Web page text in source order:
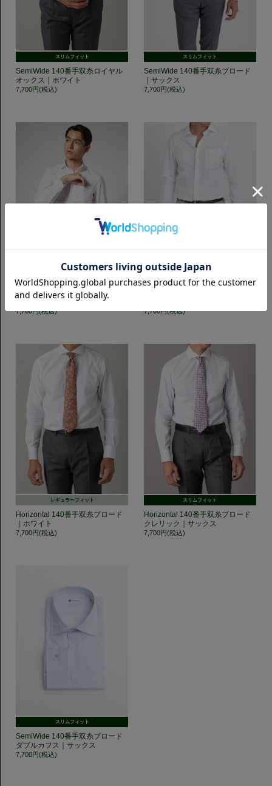
スリムフィット
SemiWide 140番手双糸ロイヤル
オックス｜ホワイト
7,700円(税込)
スリムフィット
SemiWide 140番手双糸ブロード
｜サックス
7,700円(税込)
スリムフィット
Horizontal ポケット付き 140番手
双糸ブロード｜ホワイト
7,700円(税込)
スリムフィット
7,700円(税込)
レギュラーフィット
Horizontal 140番手双糸ブロード
｜ホワイト
7,700円(税込)
スリムフィット
Horizontal 140番手双糸ブロード
クレリック｜サックス
7,700円(税込)
スリムフィット
SemiWide 140番手双糸ブロード
ダブルカフス｜サックス
7,700円(税込)